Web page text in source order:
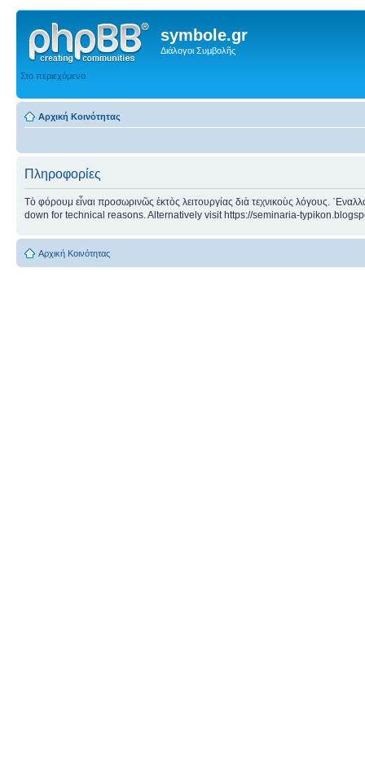
symbole.gr
Διάλογοι Συμβολῆς
Στο περιεχόμενο
Αρχική Κοινότητας
Πληροφορίες
Τὸ φόρουμ εἶναι προσωρινῶς ἐκτὸς λειτουργίας διὰ τεχνικοὺς λόγους.
down for technical reasons. Alternatively visit https://seminaria-
Αρχική Κοινότητας